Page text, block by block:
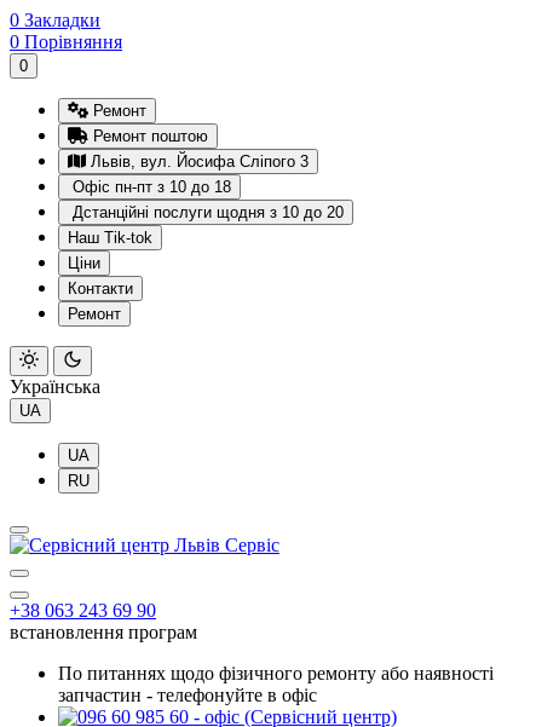
0 Закладки
0 Порівняння
0
Ремонт
Ремонт поштою
Львів, вул. Йосифа Сліпого 3
Офіс пн-пт з 10 до 18
Дстанційні послуги щодня з 10 до 20
Наш Tik-tok
Ціни
Контакти
Ремонт
Українська
UA
UA
RU
+38 063 243 69 90
встановлення програм
По питаннях щодо фізичного ремонту або наявності
запчастин - телефонуйте в офіс